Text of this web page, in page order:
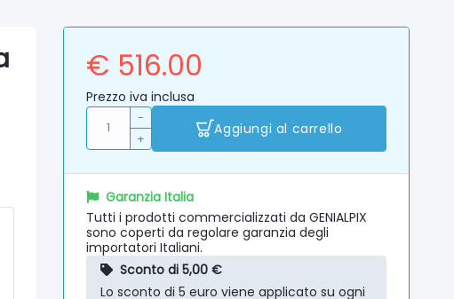
€ 516.00
Prezzo iva inclusa
-
+
Aggiungi al carrello
Garanzia Italia
Tutti i prodotti commercializzati da GENIALPIX
sono coperti da regolare garanzia degli
importatori Italiani.
Sconto di 5,00 €
Lo sconto di 5 euro viene applicato su ogni